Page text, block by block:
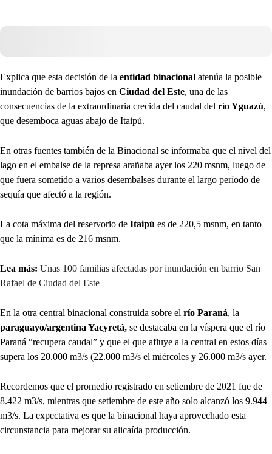
Explica que esta decisión de la entidad binacional atenúa la posible
inundación de barrios bajos en Ciudad del Este, una de las
consecuencias de la extraordinaria crecida del caudal del río Yguazú,
que desemboca aguas abajo de Itaipú.
En otras fuentes también de la Binacional se informaba que el nivel del
lago en el embalse de la represa arañaba ayer los 220 msnm, luego de
que fuera sometido a varios desembalses durante el largo período de
sequía que afectó a la región.
La cota máxima del reservorio de Itaipú es de 220,5 msnm, en tanto
que la mínima es de 216 msnm.
Lea más: Unas 100 familias afectadas por inundación en barrio San
Rafael de Ciudad del Este
En la otra central binacional construida sobre el río Paraná, la
paraguayo/argentina Yacyretá, se destacaba en la víspera que el río
Paraná “recupera caudal” y que el que afluye a la central en estos días
supera los 20.000 m3/s (22.000 m3/s el miércoles y 26.000 m3/s ayer.
Recordemos que el promedio registrado en setiembre de 2021 fue de
8.422 m3/s, mientras que setiembre de este año solo alcanzó los 9.944
m3/s. La expectativa es que la binacional haya aprovechado esta
circunstancia para mejorar su alicaída producción.